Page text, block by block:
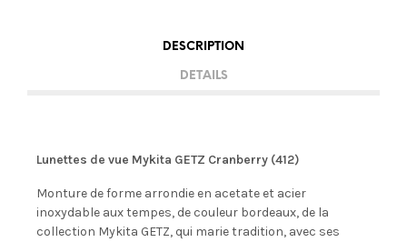
DESCRIPTION
DETAILS
Lunettes de vue Mykita GETZ Cranberry (412)
Monture de forme arrondie en acetate et acier
inoxydable aux tempes, de couleur bordeaux, de la
collection Mykita GETZ, qui marie tradition, avec ses